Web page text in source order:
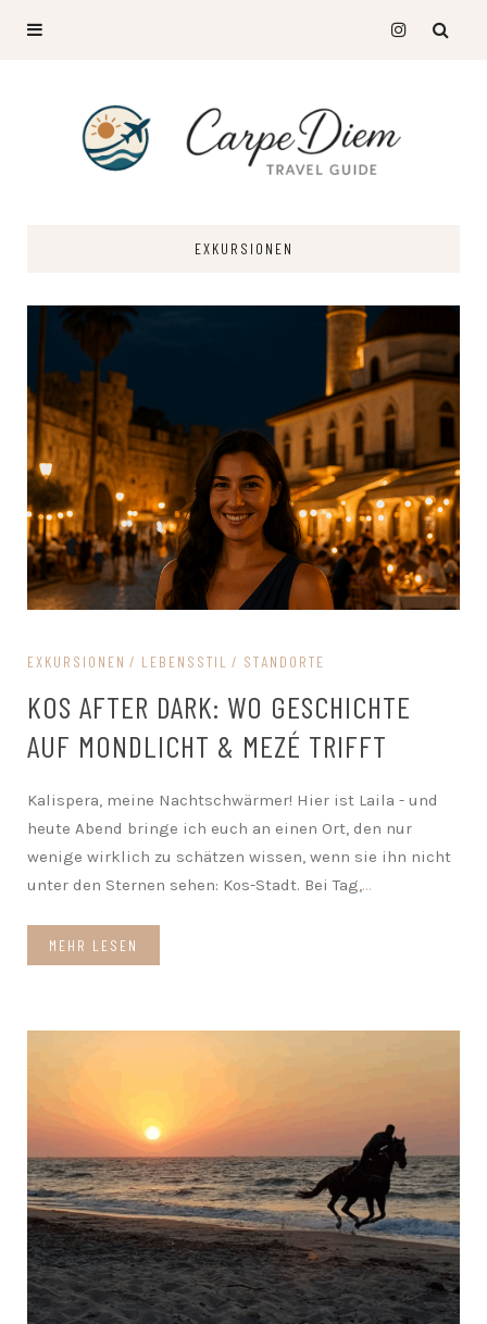
EXKURSIONEN
EXKURSIONEN LEBENSSTIL STANDORTE
KOS AFTER DARK: WO GESCHICHTE
AUF MONDLICHT & MEZÉ TRIFFT
Kalispera, meine Nachtschwärmer! Hier ist Laila - und
heute Abend bringe ich euch an einen Ort, den nur
wenige wirklich zu schätzen wissen, wenn sie ihn nicht
unter den Sternen sehen: Kos-Stadt. Bei Tag,...
MEHR LESEN